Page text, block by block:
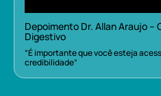
Depoimento Dr. Allan Araujo –
Digestivo
“É importante que você esteja
credibilidade”